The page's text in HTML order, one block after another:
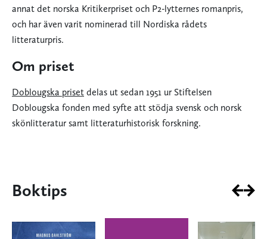
annat det norska Kritikerpriset och P2-lytternes romanpris,
och har även varit nominerad till Nordiska rådets
litteraturpris.
Om priset
Doblougska priset delas ut sedan 1951 ur Stiftelsen
Doblougska fonden med syfte att stödja svensk och norsk
skönlitteratur samt litteraturhistorisk forskning.
Boktips